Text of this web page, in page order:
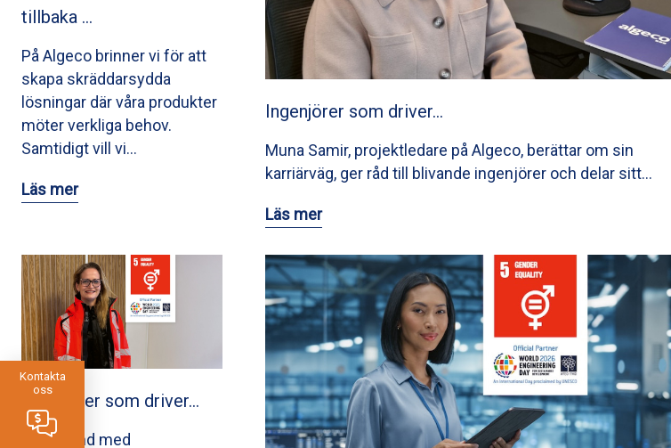
Kontakta
oss
tillbaka …
På Algeco brinner vi för att
skapa skräddarsydda
lösningar där våra produkter
möter verkliga behov.
Samtidigt vill vi…
Läs mer
Ingenjörer som driver…
Muna Samir, projektledare på Algeco, berättar om sin
karriärväg, ger råd till blivande ingenjörer och delar sitt…
Läs mer
Ingenjörer som driver…
I samband med